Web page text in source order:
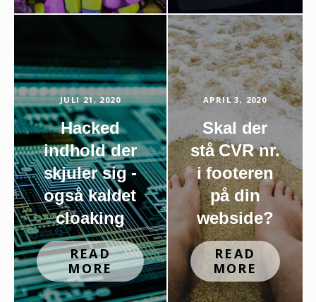
JULI 21, 2020
Hacked
indhold der
skjuler sig -
også kaldet
cloaking
READ
MORE
APRIL 3, 2020
Skal der
stå CVR nr.
i footeren
på din
webside?
READ
MORE